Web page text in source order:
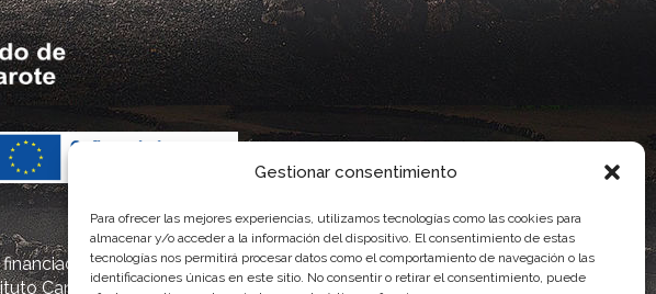
Gestionar consentimiento
Para ofrecer las mejores experiencias, utilizamos tecnologías como las cookies para
almacenar y/o acceder a la información del dispositivo. El consentimiento de estas
tecnologías nos permitirá procesar datos como el comportamiento de navegación o las
identificaciones únicas en este sitio. No consentir o retirar el consentimiento, puede
parcialmente, por el Gobierno de Canarias
Canario de Calidad Agroalimentaria